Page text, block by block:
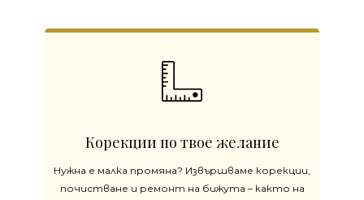
Корекции по твое желание
Нужна е малка промяна? Извършваме корекции,
почистване и ремонт на бижута – както на